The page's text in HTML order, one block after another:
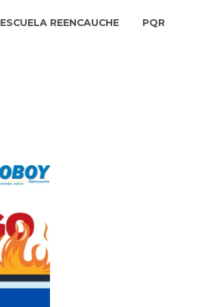
ESCUELA REENCAUCHE PQR